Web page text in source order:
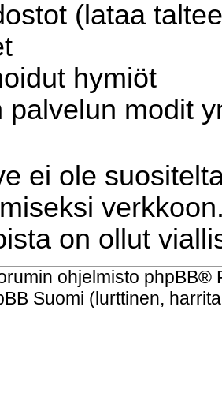
(lataa
hymiöt
palvelun modit
ei ole
on ollut
ohjelmisto phpBB®
Suomi (lurttinen,